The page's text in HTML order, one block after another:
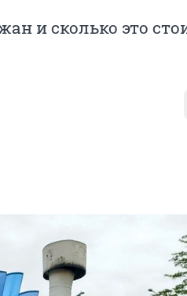
и сколько это